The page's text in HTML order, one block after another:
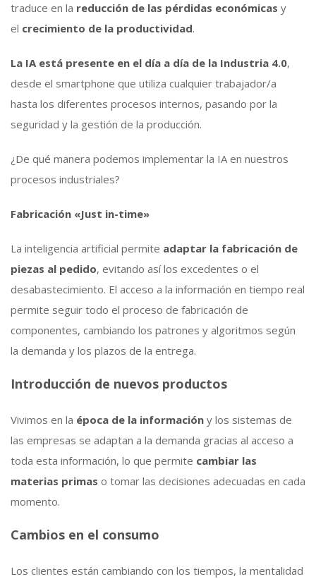
traduce en la reducción de las pérdidas económicas y
el crecimiento de la productividad.
La IA está presente en el día a día de la Industria 4.0,
desde el smartphone que utiliza cualquier trabajador/a
hasta los diferentes procesos internos, pasando por la
seguridad y la gestión de la producción.
¿De qué manera podemos implementar la IA en nuestros
procesos industriales?
Fabricación «Just in-time»
La inteligencia artificial permite adaptar la fabricación de
piezas al pedido, evitando así los excedentes o el
desabastecimiento. El acceso a la información en tiempo real
permite seguir todo el proceso de fabricación de
componentes, cambiando los patrones y algoritmos según
la demanda y los plazos de la entrega.
Introducción de nuevos productos
Vivimos en la época de la información y los sistemas de
las empresas se adaptan a la demanda gracias al acceso a
toda esta información, lo que permite cambiar las
materias primas o tomar las decisiones adecuadas en cada
momento.
Cambios en el consumo
Los clientes están cambiando con los tiempos, la mentalidad